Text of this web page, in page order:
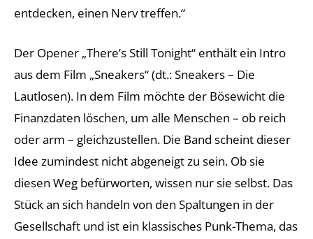
entdecken, einen Nerv treffen.“
Der Opener „There’s Still Tonight“ enthält ein Intro
aus dem Film „Sneakers“ (dt.: Sneakers – Die
Lautlosen). In dem Film möchte der Bösewicht die
Finanzdaten löschen, um alle Menschen – ob reich
oder arm – gleichzustellen. Die Band scheint dieser
Idee zumindest nicht abgeneigt zu sein. Ob sie
diesen Weg befürworten, wissen nur sie selbst. Das
Stück an sich handeln von den Spaltungen in der
Gesellschaft und ist ein klassisches Punk-Thema, das